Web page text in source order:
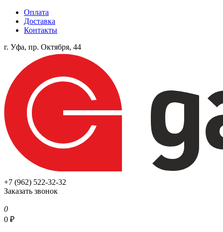
Оплата
Доставка
Контакты
г. Уфа, пр. Октября, 44
+7 (962) 522-32-32
Заказать звонок
0
0 ₽